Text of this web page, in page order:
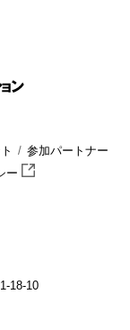
参加パートナー
ー
18-10